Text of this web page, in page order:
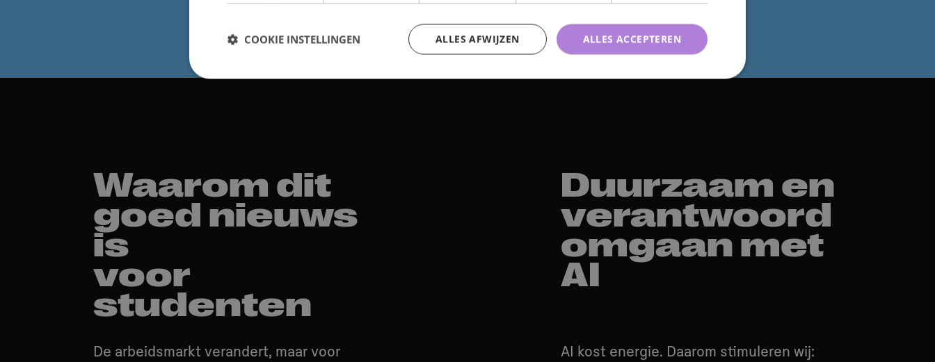
Waarom dit
goed nieuws
is
voor
studenten
Duurzaam en
verantwoord
omgaan met
AI
De arbeidsmarkt verandert, maar voor
AI kost energie. Daarom stimuleren wij:
ALLES ACCEPTEREN
ALLES AFWIJZEN
COOKIE INSTELLINGEN